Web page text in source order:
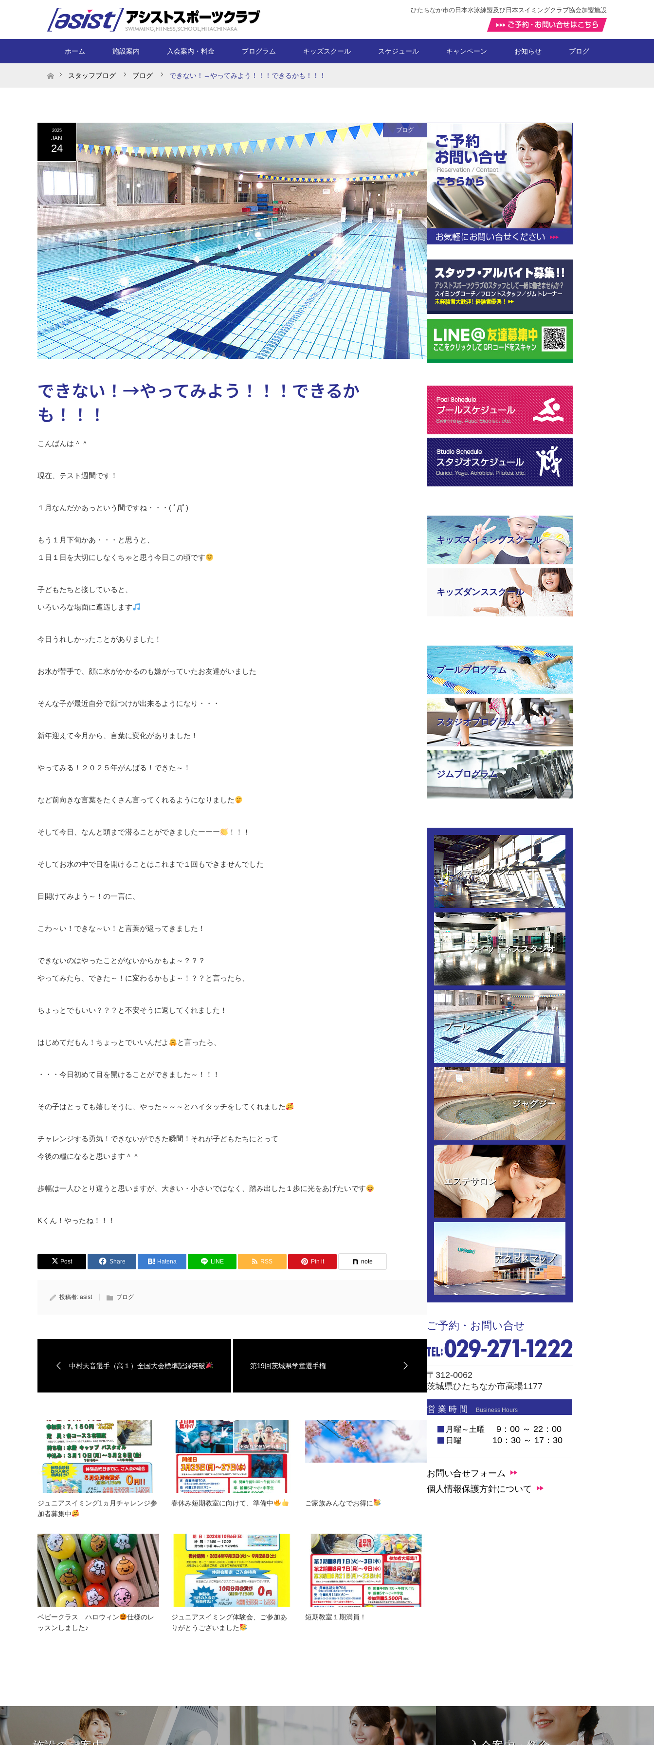
ひたちなか市の日本水泳練盟及び日本スイミングクラブ協会加盟施設
ホーム 施設案内 入会案内・料金 プログラム キッズスクール スケジュール キャンペーン お知らせ ブログ
ホームスタッフブログ ブログ できない！→やってみよう！！！できるかも！！！
2025
JAN
24
ブログ
できない！→やってみよう！！！できるか
も！！！
こんばんは＾＾
現在、テスト週間です！
１月なんだかあっという間ですね・・・( ﾟДﾟ)
もう１月下旬かあ・・・と思うと、
１日１日を大切にしなくちゃと思う今日この頃です
子どもたちと接していると、
いろいろな場面に遭遇します
今日うれしかったことがありました！
お水が苦手で、顔に水がかかるのも嫌がっていたお友達がいました
そんな子が最近自分で顔つけが出来るようになり・・・
新年迎えて今月から、言葉に変化がありました！
やってみる！２０２５年がんばる！できた～！
など前向きな言葉をたくさん言ってくれるようになりました
そして今日、なんと頭まで潜ることができましたーーー ！！！
そしてお水の中で目を開けることはこれまで１回もできませんでした
目開けてみよう～！の一言に、
こわ～い！できな～い！と言葉が返ってきました！
できないのはやったことがないからかもよ～？？？
やってみたら、できた～！に変わるかもよ～！？？と言ったら、
ちょっとでもいい？？？と不安そうに返してくれました！
はじめてだもん！ちょっとでいいんだよ と言ったら、
・・・今日初めて目を開けることができました～！！！
その子はとっても嬉しそうに、やった～～～とハイタッチをしてくれました
チャレンジする勇気！できないができた瞬間！それが子どもたちにとって
今後の糧になると思います＾＾
歩幅は一人ひとり違うと思いますが、大きい・小さいではなく、踏み出した１歩に光をあげたいです
Kくん！やったね！！！
Post Share Hatena LINE RSS Pin it note
投稿者: asist ブログ
中村天音選手（高１）全国大会標準記録突破 第19回茨城県学童選手権
ジュニアスイミング1ヵ月チャレンジ参
加者募集中
春休み短期教室に向けて、準備中 ご家族みんなでお得に
ベビークラス ハロウィン
仕様のレ
ッスンしました♪
ジュニアスイミング体験会、ご参加あ
りがとうございました
短期教室１期満員！
キッズスイミングスクール
キッズダンススクール
プールプログラム
スタジオプログラム
ジムプログラム
トレーニングジム
フィットネススタジオ
プール
ジャグジー
エステサロン
アクセスマップ
ご予約・お問い合せ
〒312-0062
茨城県ひたちなか市高場1177
営 業 時 間 Business Hours
月曜～土曜 9：00 ～ 22：00
日曜 10：30 ～ 17：30
お問い合せフォーム
個人情報保護方針について